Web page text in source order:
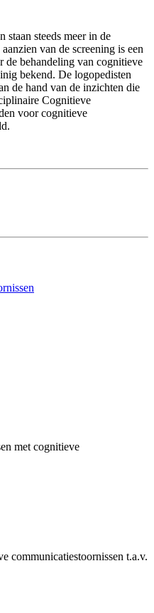
staan steeds meer in de
van de screening is een
de behandeling van cognitieve
bekend. De logopedisten
de hand van de inzichten die
Cognitieve
voor cognitieve
met cognitieve
communicatiestoornissen t.a.v.